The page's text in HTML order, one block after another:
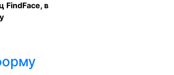
FindFace, в